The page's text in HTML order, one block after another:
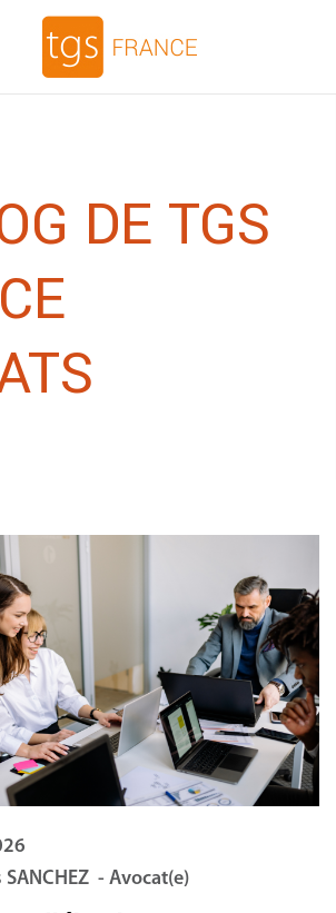
FR
DE TGS
SANCHEZ - Avocat(e)